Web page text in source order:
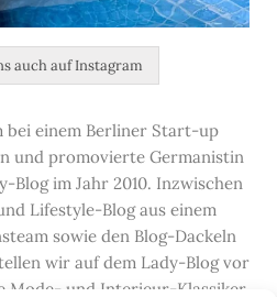
auch auf Instagram
bei einem Berliner Start-up
und promovierte Germanistin
Blog im Jahr 2010. Inzwischen
Lifestyle-Blog aus einem
sowie den Blog-Dackeln
wir auf dem Lady-Blog vor
Mode- und Interieur-Klassiker